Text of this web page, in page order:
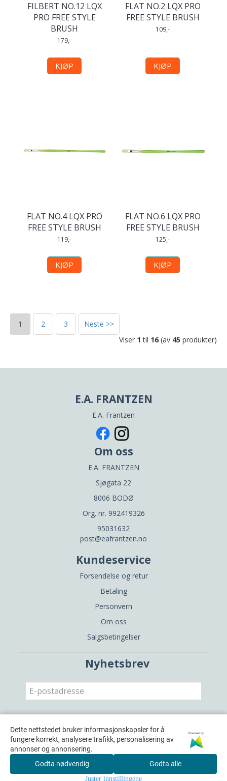
FILBERT NO.12 LQX
PRO FREE STYLE
BRUSH
179,-
KJØP
FLAT NO.2 LQX PRO
FREE STYLE BRUSH
109,-
KJØP
FLAT NO.4 LQX PRO
FREE STYLE BRUSH
119,-
KJØP
FLAT NO.6 LQX PRO
FREE STYLE BRUSH
125,-
KJØP
1 2 3
Neste >>
Viser 1 til 16 (av 45 produkter)
E.A. FRANTZEN
E.A. Frantzen
Om oss
E.A. FRANTZEN
Sjøgata 22
8006 BODØ
Org. nr. 992419326
95031632
post@eafrantzen.no
Kundeservice
Forsendelse og retur
Betaling
Personvern
Om oss
Salgsbetingelser
Nyhetsbrev
Dette nettstedet bruker informasjonskapsler for å
fungere korrekt, analysere trafikk, personalisering av
annonser og annonsering.
Powered by
Godta nødvendig Godta alle
Juster innstillingene